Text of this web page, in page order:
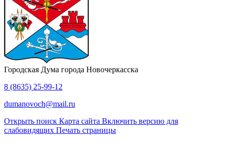
Городская Дума города Новочеркасска
8 (8635) 25-99-12
dumanovoch@mail.ru
Открыть поиск Карта сайта Включить версию для
слабовидящих Печать страницы